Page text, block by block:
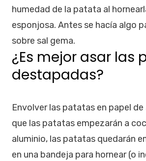
humedad de la patata al
esponjosa. Antes se hacía algo
sobre sal gema.
¿Es mejor asar
destapadas?
Envolver las patatas en papel
que las patatas empezarán a
aluminio, las patatas quedarán
en una bandeja para hornear (o